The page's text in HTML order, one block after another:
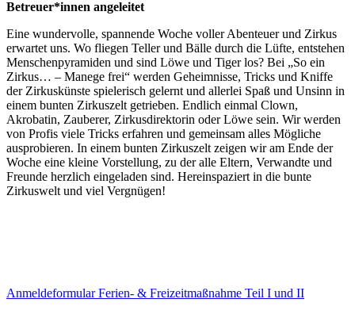
Betreuer*innen angeleitet
Eine wundervolle, spannende Woche voller Abenteuer und Zirkus
erwartet uns. Wo fliegen Teller und Bälle durch die Lüfte, entstehen
Menschenpyramiden und sind Löwe und Tiger los? Bei „So ein
Zirkus… – Manege frei“ werden Geheimnisse, Tricks und Kniffe
der Zirkuskünste spielerisch gelernt und allerlei Spaß und Unsinn in
einem bunten Zirkuszelt getrieben. Endlich einmal Clown,
Akrobatin, Zauberer, Zirkusdirektorin oder Löwe sein. Wir werden
von Profis viele Tricks erfahren und gemeinsam alles Mögliche
ausprobieren. In einem bunten Zirkuszelt zeigen wir am Ende der
Woche eine kleine Vorstellung, zu der alle Eltern, Verwandte und
Freunde herzlich eingeladen sind. Hereinspaziert in die bunte
Zirkuswelt und viel Vergnügen!
Anmeldeformular Ferien- & Freizeitmaßnahme Teil I und II